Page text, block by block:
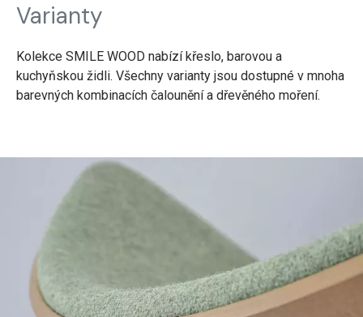
Varianty
Kolekce SMILE WOOD nabízí křeslo, barovou a
kuchyňskou židli. Všechny varianty jsou dostupné v mnoha
barevných kombinacích čalounění a dřevěného moření.